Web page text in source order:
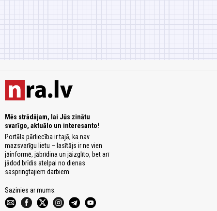
Mēs strādājam, lai Jūs zinātu
svarīgo, aktuālo un interesanto!
Portāla pārliecība ir tajā, ka nav
mazsvarīgu lietu – lasītājs ir ne vien
jāinformē, jābrīdina un jāizglīto, bet arī
jādod brīdis atelpai no dienas
saspringtajiem darbiem.
Sazinies ar mums: